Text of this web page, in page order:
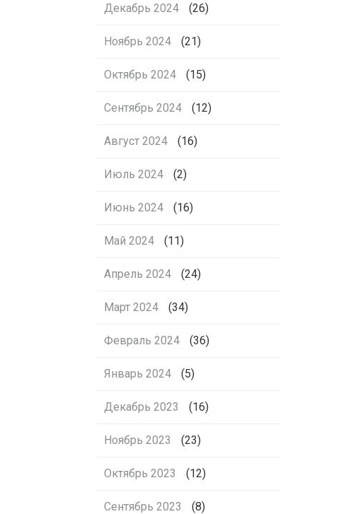
Декабрь 2024 (26)
Ноябрь 2024 (21)
Октябрь 2024 (15)
Сентябрь 2024 (12)
Август 2024 (16)
Июль 2024 (2)
Июнь 2024 (16)
Май 2024 (11)
Апрель 2024 (24)
Март 2024 (34)
Февраль 2024 (36)
Январь 2024 (5)
Декабрь 2023 (16)
Ноябрь 2023 (23)
Октябрь 2023 (12)
Сентябрь 2023 (8)